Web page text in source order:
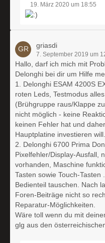
19. März 2020 um 18:55
griasdi
7. September 2019 um
Hallo, darf ich mich mit
Delonghi bei dir um Hilfe
1. Delonghi ESAM 4200S
roten Leds, Testmodus
(Brühgruppe raus/Klappe
nicht möglich - keine
keinen Fehler hat und
Hauptplatine investieren will.
2. Delonghi 6700 Prima
Pixelfehler/Display-Ausfall,
vorhanden, Maschine
Tasten sowie Touch-
Bedienteil tauschen. Nach
Foren-Beiträge nicht so
Reparatur-Möglichkeiten.
Wäre toll wenn du mit
glg aus den